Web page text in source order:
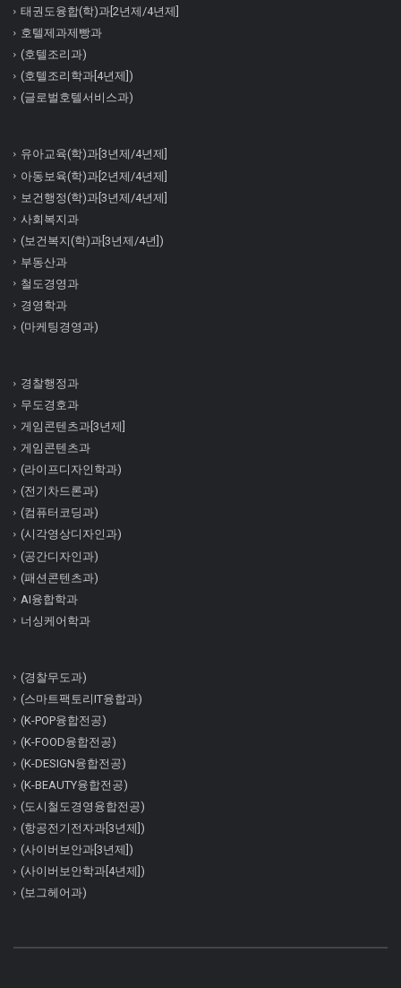
태권도융합(학)과[2년제/4년제]
호텔제과제빵과
(호텔조리과)
(호텔조리학과[4년제])
(글로벌호텔서비스과)
유아교육(학)과[3년제/4년제]
아동보육(학)과[2년제/4년제]
보건행정(학)과[3년제/4년제]
사회복지과
(보건복지(학)과[3년제/4년])
부동산과
철도경영과
경영학과
(마케팅경영과)
경찰행정과
무도경호과
게임콘텐츠과[3년제]
게임콘텐츠과
(라이프디자인학과)
(전기차드론과)
(컴퓨터코딩과)
(시각영상디자인과)
(공간디자인과)
(패션콘텐츠과)
AI융합학과
너싱케어학과
(경찰무도과)
(스마트팩토리IT융합과)
(K-POP융합전공)
(K-FOOD융합전공)
(K-DESIGN융합전공)
(K-BEAUTY융합전공)
(도시철도경영융합전공)
(항공전기전자과[3년제])
(사이버보안과[3년제])
(사이버보안학과[4년제])
(보그헤어과)